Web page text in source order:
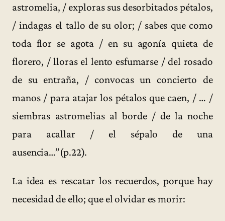
astromelia, / exploras sus desorbitados pétalos,
/ indagas el tallo de su olor; / sabes que como
toda flor se agota / en su agonía quieta de
florero, / lloras el lento esfumarse / del rosado
de su entraña, / convocas un concierto de
manos / para atajar los pétalos que caen, / … /
siembras astromelias al borde / de la noche
para acallar / el sépalo de una
ausencia…”(p.22).
La idea es rescatar los recuerdos, porque hay
necesidad de ello; que el olvidar es morir: